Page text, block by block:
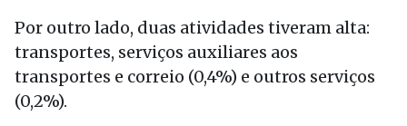
Por outro lado, duas atividades tiveram alta:
transportes, serviços auxiliares aos
transportes e correio (0,4%) e outros serviços
(0,2%).